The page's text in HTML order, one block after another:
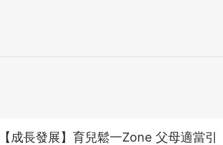
【成長發展】育兒鬆一Zone 父母適當引